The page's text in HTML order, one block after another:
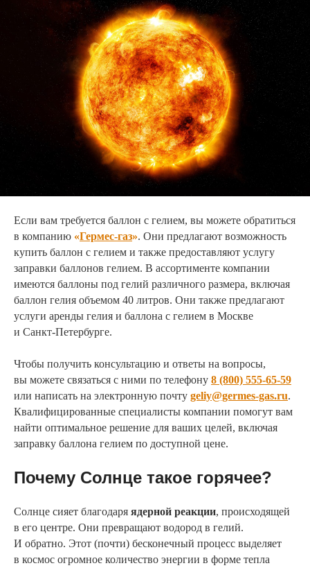
Если вам требуется баллон с гелием, вы можете обратиться
в компанию «Гермес-газ». Они предлагают возможность
купить баллон с гелием и также предоставляют услугу
заправки баллонов гелием. В ассортименте компании
имеются баллоны под гелий различного размера, включая
баллон гелия объемом 40 литров. Они также предлагают
услуги аренды гелия и баллона с гелием в Москве
и Санкт-Петербурге.
Чтобы получить консультацию и ответы на вопросы,
вы можете связаться с ними по телефону 8 (800) 555-65-59
или написать на электронную почту geliy@germes-gas.ru.
Квалифицированные специалисты компании помогут вам
найти оптимальное решение для ваших целей, включая
заправку баллона гелием по доступной цене.
Почему Солнце такое горячее?
Солнце сияет благодаря ядерной реакции, происходящей
в его центре. Они превращают водород в гелий.
И обратно. Этот (почти) бесконечный процесс выделяет
в космос огромное количество энергии в форме тепла